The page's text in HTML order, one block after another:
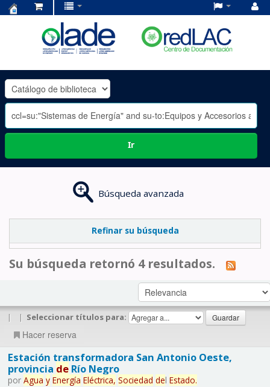
OLADE
-
Ir
Búsqueda avanzada
Refinar su búsqueda
Su búsqueda retornó 4 resultados.
| | Seleccionar títulos para:
Hacer reserva
Estación transformadora San Antonio Oeste,
provincia deRío Negro
por Agua y Energía Eléctrica, Sociedad del Estado.